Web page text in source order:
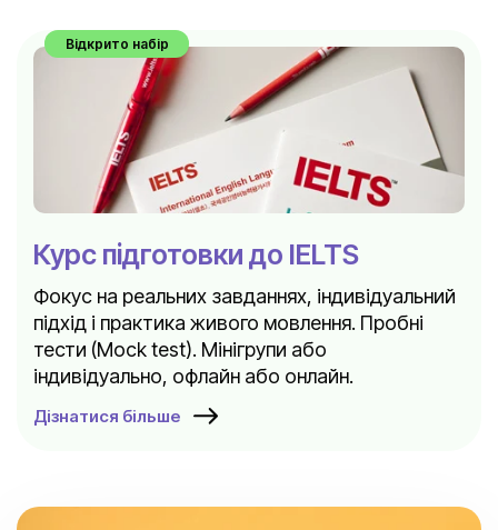
Відкрито набір
Курс підготовки до IELTS
Фокус на реальних завданнях, індивідуальний
підхід і практика живого мовлення. Пробні
тести (Mock test). Мінігрупи або
індивідуально, офлайн або онлайн.
Дізнатися більше